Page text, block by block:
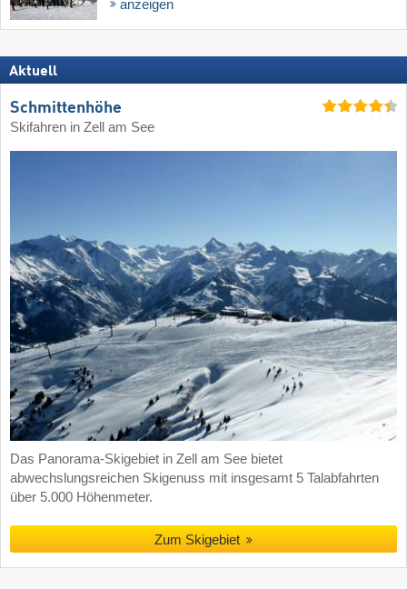
anzeigen
Aktuell
Schmittenhöhe
Skifahren in Zell am See
Das Panorama-Skigebiet in Zell am See bietet
abwechslungsreichen Skigenuss mit insgesamt 5 Talabfahrten
über 5.000 Höhenmeter.
Zum Skigebiet